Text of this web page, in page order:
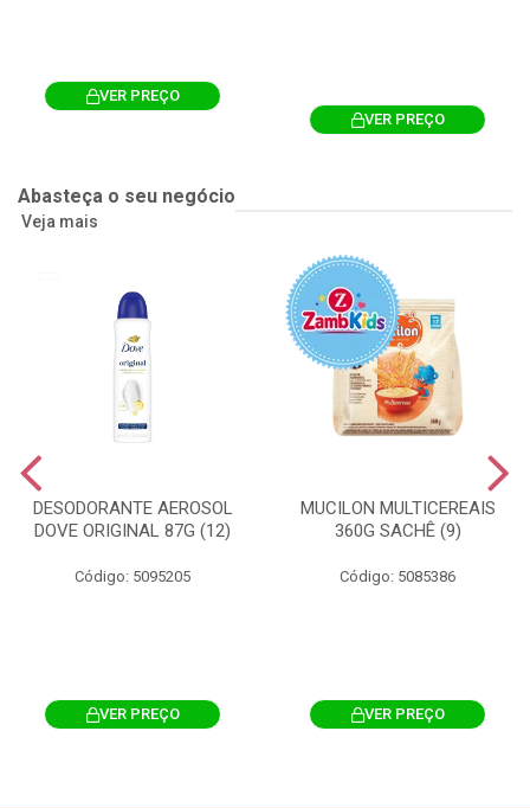
VER PREÇO
VER PREÇO
Abasteça o seu negócio
Veja mais
DESODORANTE AEROSOL
DOVE ORIGINAL 87G (12)
Código: 5095205
VER PREÇO
MUCILON MULTICEREAIS
360G SACHÊ (9)
Código: 5085386
VER PREÇO